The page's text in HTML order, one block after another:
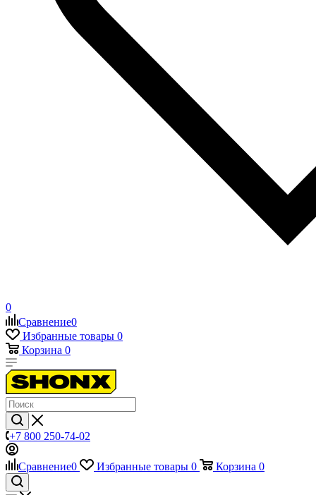
0
Сравнение0
Избранные товары 0
Корзина 0
+7 800 250-74-02
Сравнение0 Избранные товары 0 Корзина 0